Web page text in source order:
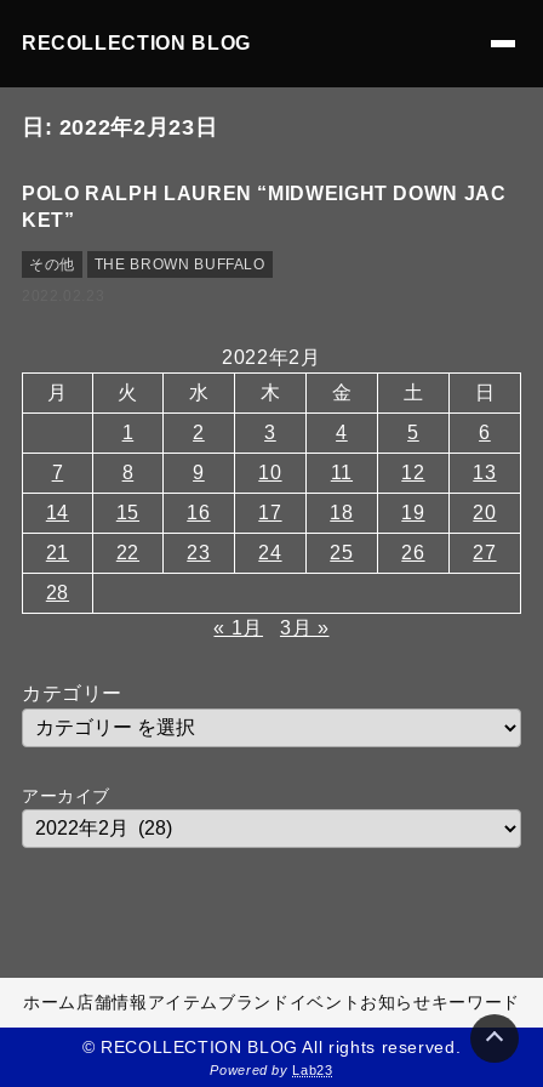
RECOLLECTION BLOG
日: 2022年2月23日
POLO RALPH LAUREN “MIDWEIGHT DOWN JAC
KET”
その他
THE BROWN BUFFALO
2022年2月
月
火 水 木 金 土
日
1
2 3 4 5
6
7
8 9 10 11 12
13
14
15 16 17 18 19
20
21
22 23 24 25 26
27
28
« 1月
3月 »
カテゴリー
アーカイブ
ホーム 店舗情報アイテムブランド イベント お知らせキーワード
© RECOLLECTION BLOG All rights reserved.
Powered byLab23